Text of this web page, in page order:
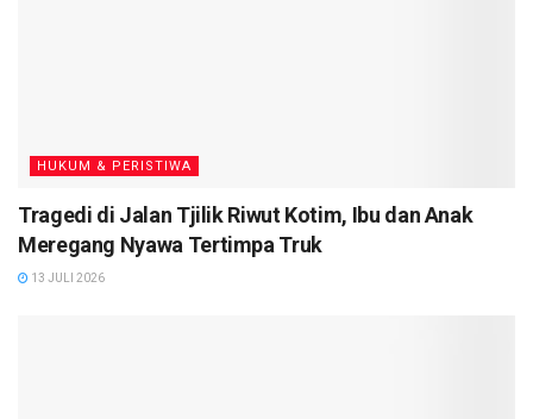
HUKUM & PERISTIWA
Tragedi di Jalan Tjilik Riwut Kotim, Ibu dan Anak
Meregang Nyawa Tertimpa Truk
13 JULI 2026